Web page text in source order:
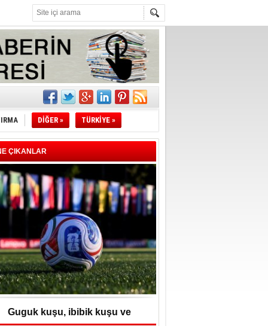
DİĞER » TÜRKİYE »
ÇIKANLAR
Guguk kuşu, ibibik kuşu ve